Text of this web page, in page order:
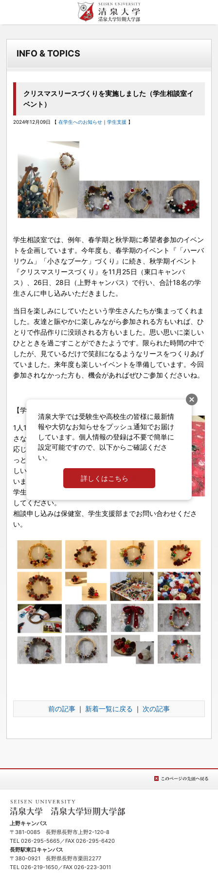
女学院短期大学
INFO & TOPICS
クリスマスリースづくりを実施しました（学生相談室イ
ベント）
2024年12月09日 【 在学生へのお知らせ ｜ 学生支援 】
学生相談室では、例年、春学期と秋学期に希望者参加のイベン
トを企画しています。今年度も、春学期のイベント『「ハーバ
リウム」「小さなブーケ」づくり』に続き、秋学期イベント
『クリスマスリースづくり』を11 月 25日（東口キャンパ
ス）、 26日、 28日（上野キャンパス）で行い、合計18名の学
生さんに申し込みいただきました。
当日を楽しみにしていたという学生さんたちが集まってくれま
した。友達と賑やかに楽しみながら参加される方もいれば、ひ
とりで作品作りに没頭される方もいました。思い思いに楽しい
ひとときを過ごすことができたようです。限られた時間の中で
したが、見ているだけで笑顔になるようなリースをつくりあげ
ていました。来年度も楽しいイベントを準備しています。今回
参加されなかった方も、機会があればぜひご参加くださいね。
【学生相談室とは？】
1 人1
人のどんな小
さな事でも相談に
応じます。「ちょ
っと話を聞いてほ
しい」だけでも構
いません。気軽に
学生相談室を利用
してください。
相談申し込みは保健室、学生支援部までお問い合わせくださ
い。
前の記事 ｜ 新着一覧に戻る ｜ 次の記事
清泉女学院大学 清泉女学院短期大学
上野キャンパス
〒381-0085 長野県長野市上野2-120-8
TEL 026-295-5665 ／FAX 026-295-6420
長野駅東口キャンパス
〒380-0921 長野県長野市栗田2277
TEL 026-219-1650 ／FAX 026-223-3011
清泉女学院について
清泉女学院について トップ
学長メッセージ
清泉女学院の変革への取り組み
沿革・歴史
姉妹校・清泉ファミリー
情報公開
研究活動に関して
ハラスメント防止のために
清泉での学び
清泉での学び トップ
インターンシップ
海外留学・国際交流
中学校・高等学校向け
出張講座・大学見学会
地域の方向け
生涯学習講座・公開講座
数理・データサイエンス・AI教育
入試情報
入試情報 トップ
資料請求
キャンパスライフ
キャンパスライフ トップ
キャンパスマップ
サークル・クラブ
清泉祭
学内施設
図書館
国際交流センター
キャリア支援課
カトリックセンター
教育文化研究所
このサイトについて
サイトマップ
目的者別
受験生の方へ
一般・企業の方へ
教職員の方へ
清泉大学では受験生や高校生の皆様に最新情
報や大切なお知らせをプッシュ通知でお届け
しています。個人情報の登録は不要で簡単に
設定可能ですので、以下からご確認くださ
い。
詳しくはこちら